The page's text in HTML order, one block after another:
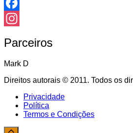
Facebook
Parceiros
Mark D
Direitos autorais © 2011. Todos os
Privacidade
Política
Termos e Condições